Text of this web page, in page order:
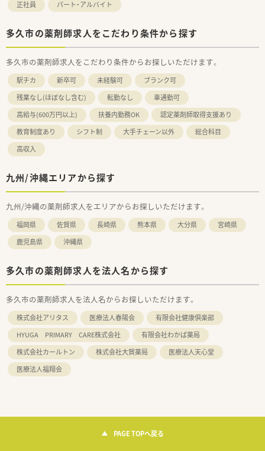
正社員 パート・アルバイト
多久市の薬剤師求人をこだわり条件から探す
多久市の薬剤師求人をこだわり条件からお探しいただけます。
駅チカ 新卒可 未経験可
ブランク可
残業なし(ほぼなし含む)
転勤なし
車通勤可
高給与(600万円以上)
扶養内勤務OK
認定薬剤師取得支援あり
教育制度あり
シフト制 大手チェーン以外
総合科目
高収入
九州/沖縄エリアから探す
九州/沖縄の薬剤師求人をエリアからお探しいただけます。
福岡県 佐賀県 長崎県 熊本県 大分県
宮崎県
鹿児島県
沖縄県
多久市の薬剤師求人を法人名から探す
多久市の薬剤師求人を法人名からお探しいただけます。
株式会社アリタス 医療法人春陽会
有限会社健康倶楽部
HYUGA PRIMARY CARE株式会社
有限会社わかば薬局
株式会社カールトン
株式会社大賀薬局
医療法人天心堂
医療法人福翔会
PAGE TOPへ戻る